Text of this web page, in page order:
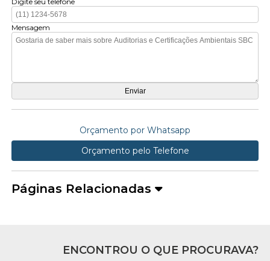
Mensagem
Orçamento por Whatsapp
Orçamento pelo Telefone
Páginas Relacionadas
ENCONTROU O QUE PROCURAVA?